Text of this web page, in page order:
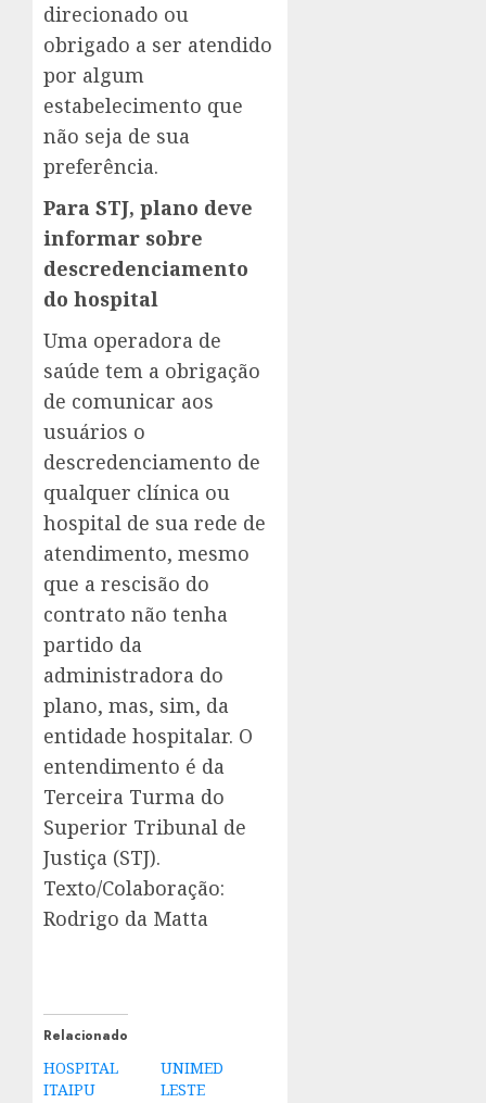
direcionado ou
obrigado a ser atendido
por algum
estabelecimento que
não seja de sua
preferência.
Para STJ, plano deve
informar sobre
descredenciamento
do hospital
Uma operadora de
saúde tem a obrigação
de comunicar aos
usuários o
descredenciamento de
qualquer clínica ou
hospital de sua rede de
atendimento, mesmo
que a rescisão do
contrato não tenha
partido da
administradora do
plano, mas, sim, da
entidade hospitalar. O
entendimento é da
Terceira Turma do
Superior Tribunal de
Justiça (STJ).
Texto/Colaboração:
Rodrigo da Matta
Relacionado
HOSPITAL
ITAIPU
UNIMED
LESTE